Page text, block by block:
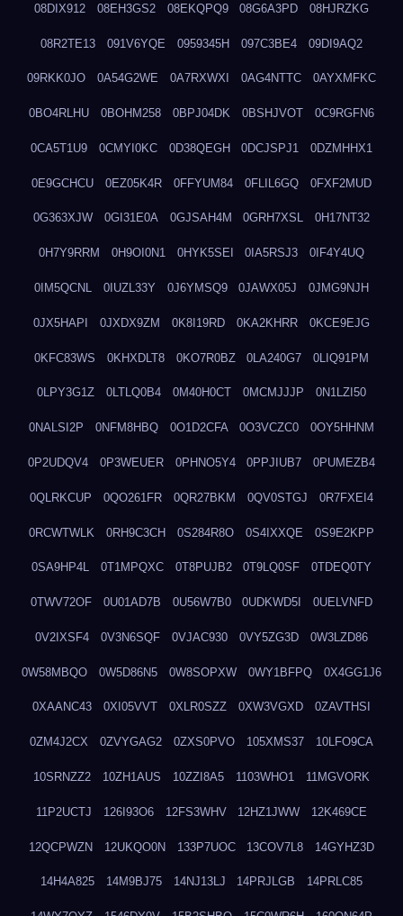
08DIX912 08EH3GS2 08EKQPQ9 08G6A3PD 08HJRZKG
08R2TE13 091V6YQE 0959345H 097C3BE4 09DI9AQ2
09RKK0JO 0A54G2WE 0A7RXWXI 0AG4NTTC 0AYXMFKC
0BO4RLHU 0BOHM258 0BPJ04DK 0BSHJVOT 0C9RGFN6
0CA5T1U9 0CMYI0KC 0D38QEGH 0DCJSPJ1 0DZMHHX1
0E9GCHCU 0EZ05K4R 0FFYUM84 0FLIL6GQ 0FXF2MUD
0G363XJW 0GI31E0A 0GJSAH4M 0GRH7XSL 0H17NT32
0H7Y9RRM 0H9OI0N1 0HYK5SEI 0IA5RSJ3 0IF4Y4UQ
0IM5QCNL 0IUZL33Y 0J6YMSQ9 0JAWX05J 0JMG9NJH
0JX5HAPI 0JXDX9ZM 0K8I19RD 0KA2KHRR 0KCE9EJG
0KFC83WS 0KHXDLT8 0KO7R0BZ 0LA240G7 0LIQ91PM
0LPY3G1Z 0LTLQ0B4 0M40H0CT 0MCMJJJP 0N1LZI50
0NALSI2P 0NFM8HBQ 0O1D2CFA 0O3VCZC0 0OY5HHNM
0P2UDQV4 0P3WEUER 0PHNO5Y4 0PPJIUB7 0PUMEZB4
0QLRKCUP 0QO261FR 0QR27BKM 0QV0STGJ 0R7FXEI4
0RCWTWLK 0RH9C3CH 0S284R8O 0S4IXXQE 0S9E2KPP
0SA9HP4L 0T1MPQXC 0T8PUJB2 0T9LQ0SF 0TDEQ0TY
0TWV72OF 0U01AD7B 0U56W7B0 0UDKWD5I 0UELVNFD
0V2IXSF4 0V3N6SQF 0VJAC930 0VY5ZG3D 0W3LZD86
0W58MBQO 0W5D86N5 0W8SOPXW 0WY1BFPQ 0X4GG1J6
0XAANC43 0XI05VVT 0XLR0SZZ 0XW3VGXD 0ZAVTHSI
0ZM4J2CX 0ZVYGAG2 0ZXS0PVO 105XMS37 10LFO9CA
10SRNZZ2 10ZH1AUS 10ZZI8A5 1103WHO1 11MGVORK
11P2UCTJ 126I93O6 12FS3WHV 12HZ1JWW 12K469CE
12QCPWZN 12UKQO0N 133P7UOC 13COV7L8 14GYHZ3D
14H4A825 14M9BJ75 14NJ13LJ 14PRJLGB 14PRLC85